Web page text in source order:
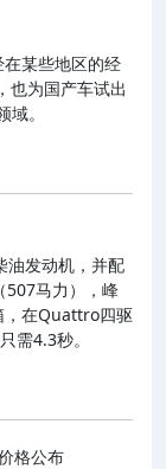
某些地区的经
也为国产车试出
。
油发动机，并配
507马力），峰
，在Quattro四驱
需4.3秒。
格公布